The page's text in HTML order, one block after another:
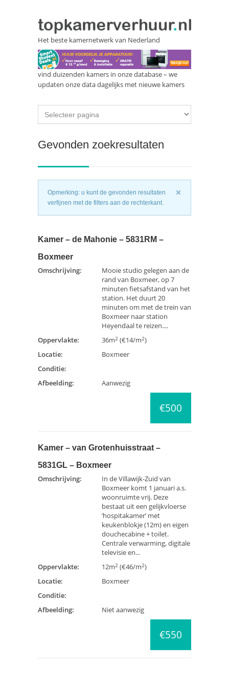
Het beste kamernetwerk van Nederland
vind duizenden kamers in onze database – we
updaten onze data dagelijks met nieuwe kamers
Gevonden zoekresultaten
Opmerking: u kunt de gevonden resultaten
verfijnen met de filters aan de rechterkant.
Kamer – de Mahonie – 5831RM –
Boxmeer
Omschrijving:
Mooie studio gelegen aan de
rand van Boxmeer, op 7
minuten fietsafstand van het
station. Het duurt 20
minuten om met de trein van
Boxmeer naar station
Heyendaal te reizen....
Oppervlakte:
36m2 (€14/m2)
Locatie:
Boxmeer
Conditie:
Afbeelding:
Aanwezig
€500
Kamer – van Grotenhuisstraat –
5831GL – Boxmeer
Omschrijving:
In de Villawijk-Zuid van
Boxmeer komt 1 januari a.s.
woonruimte vrij. Deze
bestaat uit een gelijkvloerse
‘hospitakamer’ met
keukenblokje (12m) en eigen
douchecabine + toilet.
Centrale verwarming, digitale
televisie en...
Oppervlakte:
12m2 (€46/m2)
Locatie:
Boxmeer
Conditie:
Afbeelding:
Niet aanwezig
€550